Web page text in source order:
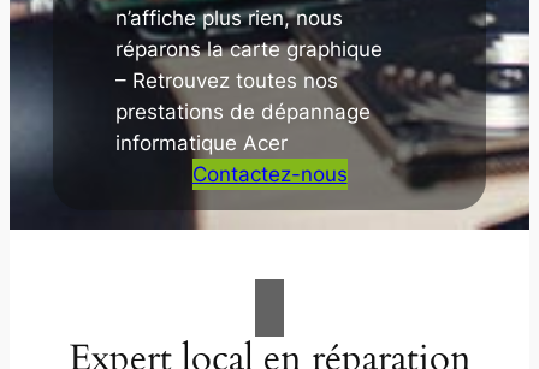
n’affiche plus rien, nous
réparons la carte graphique
– Retrouvez toutes nos
prestations de dépannage
informatique Acer
Contactez-nous
Expert local en réparation